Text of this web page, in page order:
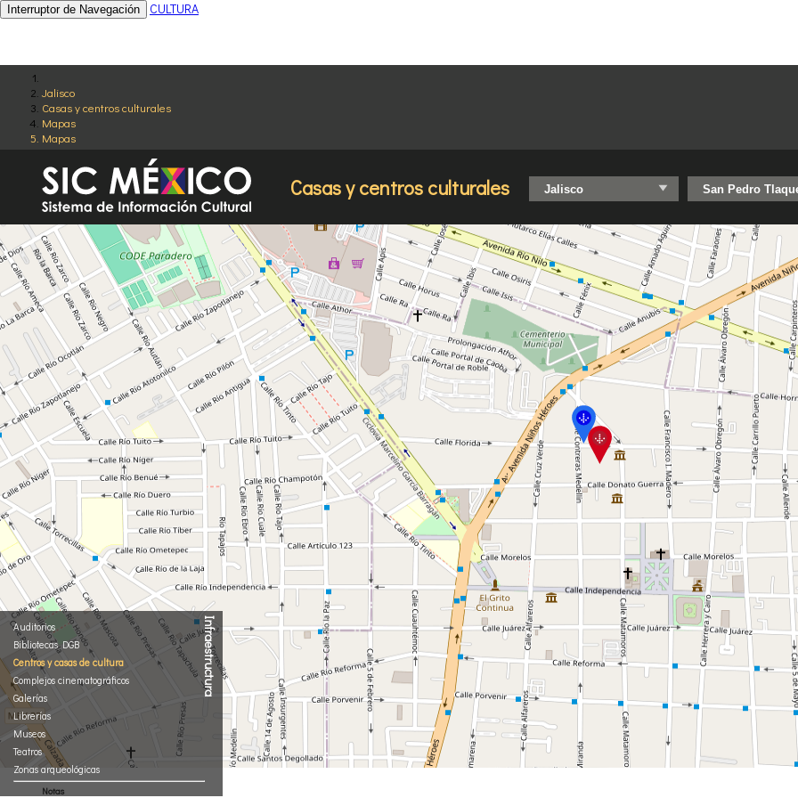
Jalisco
Casas y centros culturales
Mapas
Mapas
Casas y centros culturales
Interruptor de Navegación CULTURA
Notas
Auditorios
Bibliotecas DGB
Centros y casas de cultura
Complejos cinematográficos
Galerías
Librerías
Museos
Teatros
Zonas arqueológicas
Infraestructura